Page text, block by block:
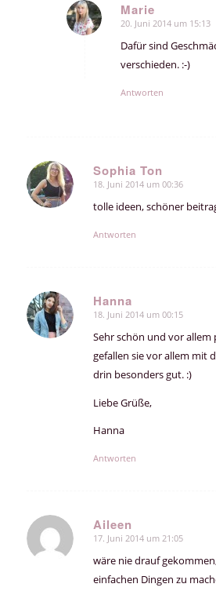
Marie
sagte:
20. Juni 2014 um 15:13
Dafür sind
verschieden. :-)
Antworten
Sophia Ton
sagte:
18. Juni 2014 um 00:36
tolle ideen, schöner
Antworten
Hanna
sagte:
18. Juni 2014 um 00:15
Sehr schön und vor allem
gefallen sie vor allem mit
drin besonders gut. :)
Liebe Grüße,
Hanna
Antworten
Aileen
sagte:
17. Juni 2014 um 21:05
wäre nie drauf
einfachen Dingen zu